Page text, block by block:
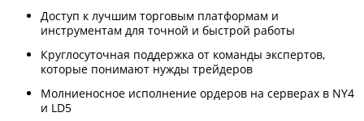
Доступ к лучшим торговым платформам и
инструментам для точной и быстрой работы
Круглосуточная поддержка от команды экспертов,
которые понимают нужды трейдеров
Молниеносное исполнение ордеров на серверах в NY4
и LD5